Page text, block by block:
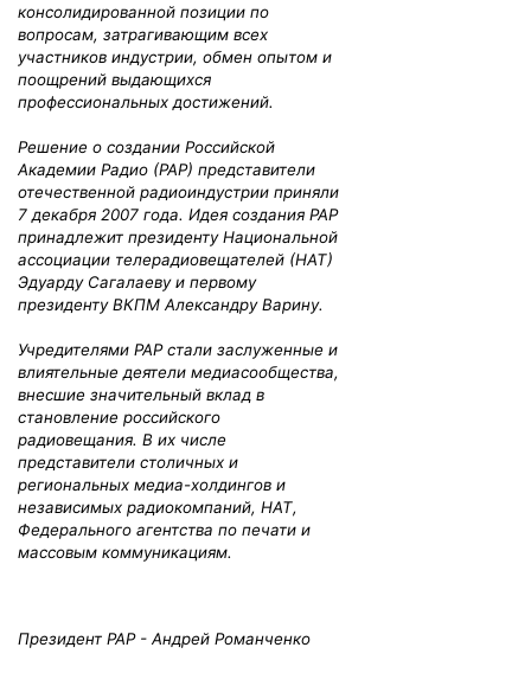
консолидированной позиции по
вопросам, затрагивающим всех
участников индустрии, обмен опытом и
поощрений выдающихся
профессиональных достижений.
Решение о создании Российской
Академии Радио (РАР) представители
отечественной радиоиндустрии приняли
7 декабря 2007 года. Идея создания РАР
принадлежит президенту Национальной
ассоциации телерадиовещателей (НАТ)
Эдуарду Сагалаеву и первому
президенту ВКПМ Александру Варину.
Учредителями РАР стали заслуженные и
влиятельные деятели медиасообщества,
внесшие значительный вклад в
становление российского
радиовещания. В их числе
представители столичных и
региональных медиа-холдингов и
независимых радиокомпаний, НАТ,
Федерального агентства по печати и
массовым коммуникациям.
Президент РАР - Андрей Романченко